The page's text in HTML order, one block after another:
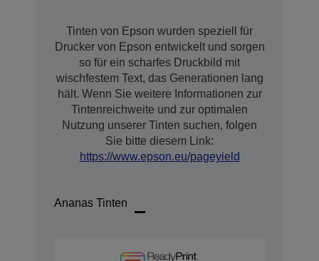
Tinten von Epson wurden speziell für
Drucker von Epson entwickelt und sorgen
so für ein scharfes Druckbild mit
wischfestem Text, das Generationen lang
hält. Wenn Sie weitere Informationen zur
Tintenreichweite und zur optimalen
Nutzung unserer Tinten suchen, folgen
Sie bitte diesem Link:
https://www.epson.eu/pageyield
Ananas Tinten